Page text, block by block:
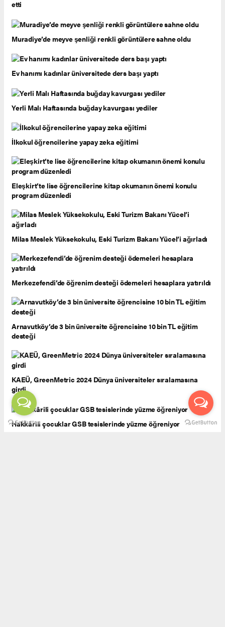
etti
Muradiye’de meyve şenliği renkli görüntülere sahne oldu
Ev hanımı kadınlar üniversitede ders başı yaptı
Yerli Malı Haftasında buğday kavurgası yediler
İlkokul öğrencilerine yapay zeka eğitimi
Eleşkirt’te lise öğrencilerine kitap okumanın önemi konulu
program düzenledi
Milas Meslek Yüksekokulu, Eski Turizm Bakanı Yücel’i ağırladı
Merkezefendi’de öğrenim desteği ödemeleri hesaplara yatırıldı
Arnavutköy’de 3 bin üniversite öğrencisine 10 bin TL eğitim
desteği
KAEÜ, GreenMetric 2024 Dünya üniversiteler sıralamasına
girdi
Hakkârili çocuklar GSB tesislerinde yüzme öğreniyor